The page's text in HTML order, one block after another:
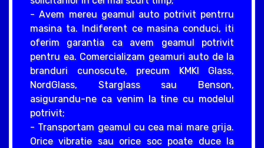
- Avem mereu geamul auto potrivit pentrru
masina ta. Indiferent ce masina conduci, iti
oferim garantia ca avem geamul potrivit
pentru ea. Comercializam geamuri auto de la
branduri cunoscute, precum KMKI Glass,
NordGlass, Starglass sau Benson,
asigurandu-ne ca venim la tine cu modelul
potrivit;
- Transportam geamul cu cea mai mare grija.
Orice vibratie sau orice soc poate duce la